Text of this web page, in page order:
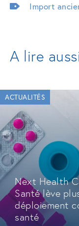
Import
A lire
ACTUALITÉS
Next Health
Santé lève
déploiement
santé